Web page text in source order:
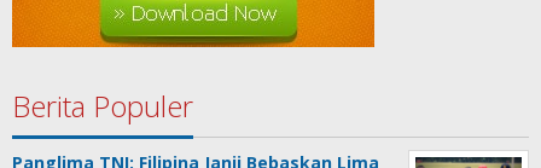
Berita Populer
Panglima TNI: Filipina Janji Bebaskan Lima